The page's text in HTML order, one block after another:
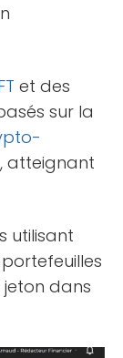
et des
sur la
atteignant
utilisant
jeton dans